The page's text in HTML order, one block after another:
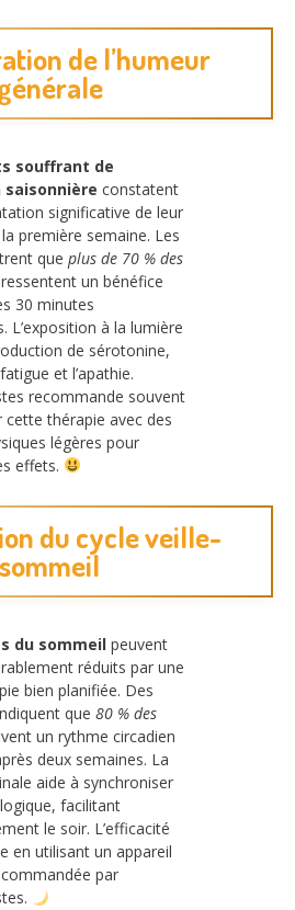
de l’humeur
souffrant de
saisonnière constatent
significative de leur
première semaine. Les
que plus de 70 % des
ressentent un bénéfice
30 minutes
L’exposition à la lumière
de sérotonine,
et l’apathie.
recommande souvent
cette thérapie avec des
légères pour
effets.
du cycle veille-
sommeil
du sommeil peuvent
réduits par une
bien planifiée. Des
que 80 % des
un rythme circadien
deux semaines. La
aide à synchroniser
facilitant
le soir. L’efficacité
en utilisant un appareil
par